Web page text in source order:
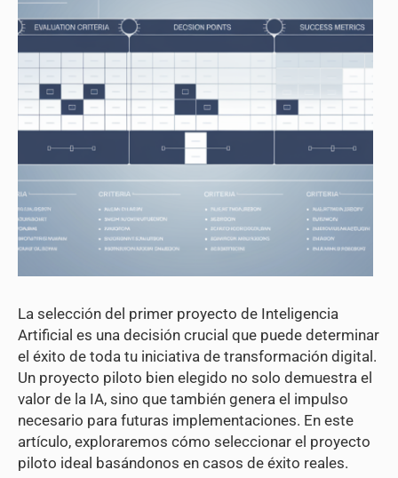
La selección del primer proyecto de Inteligencia
Artificial es una decisión crucial que puede determinar
el éxito de toda tu iniciativa de transformación digital.
Un proyecto piloto bien elegido no solo demuestra el
valor de la IA, sino que también genera el impulso
necesario para futuras implementaciones. En este
artículo, exploraremos cómo seleccionar el proyecto
piloto ideal basándonos en casos de éxito reales.